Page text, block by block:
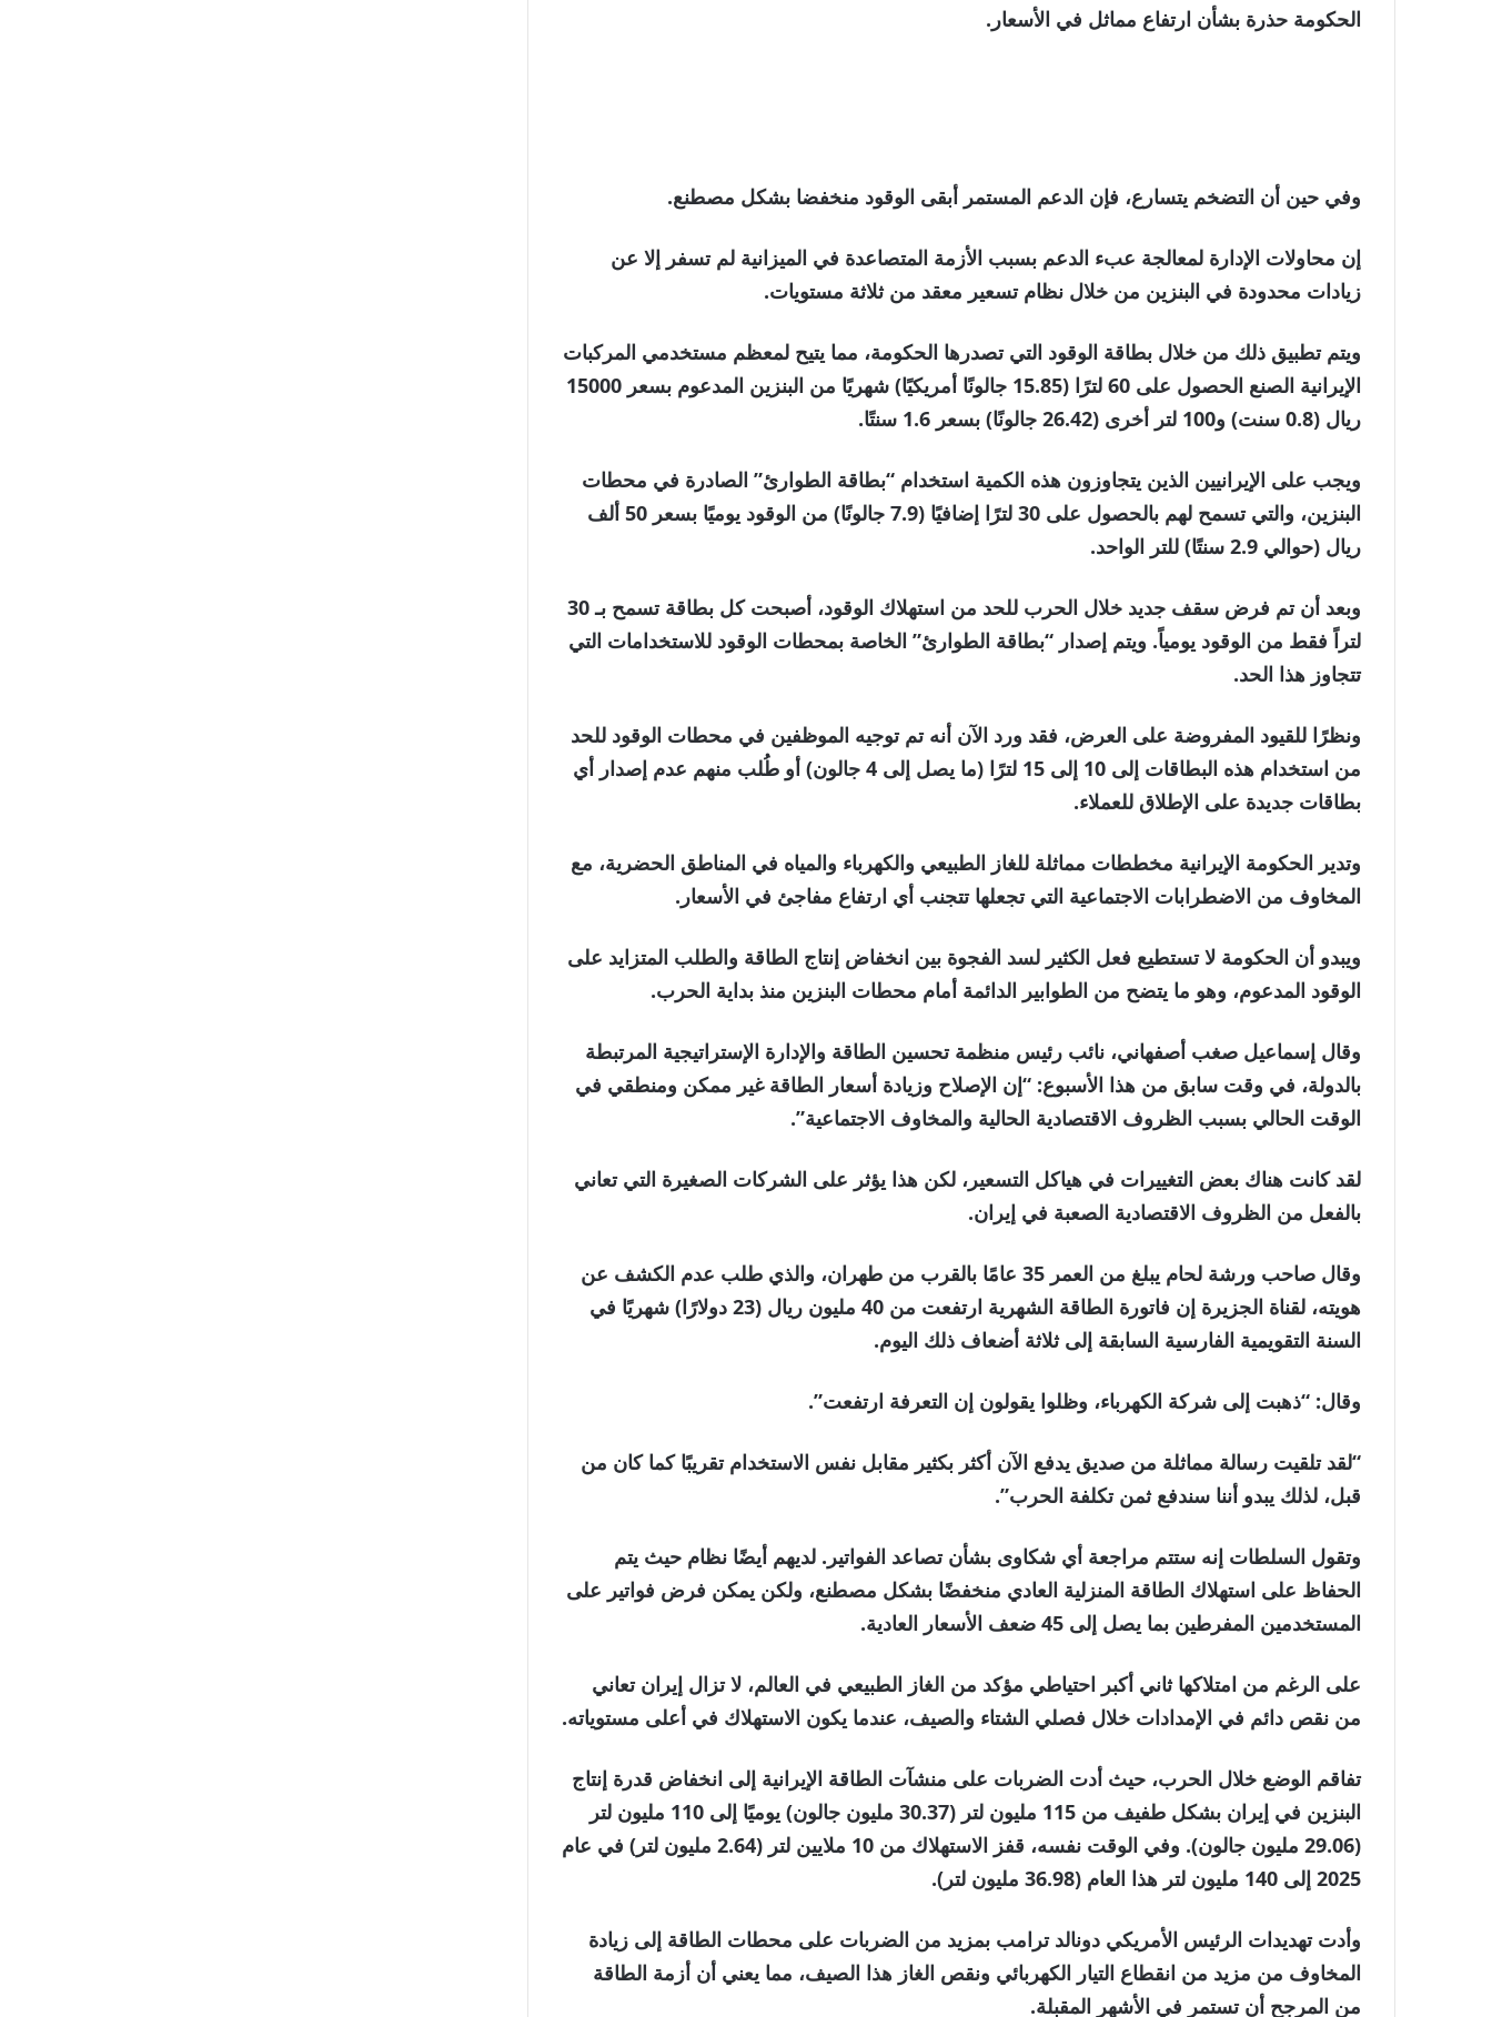
الحكومة حذرة بشأن ارتفاع مماثل في الأسعار.
وفي حين أن التضخم يتسارع، فإن الدعم المستمر أبقى الوقود منخفضا بشكل مصطنع.
إن محاولات الإدارة لمعالجة عبء الدعم بسبب الأزمة المتصاعدة في الميزانية لم تسفر إلا عن
زيادات محدودة في البنزين من خلال نظام تسعير معقد من ثلاثة مستويات.
ويتم تطبيق ذلك من خلال بطاقة الوقود التي تصدرها الحكومة، مما يتيح لمعظم مستخدمي المركبات
الإيرانية الصنع الحصول على 60 لترًا (15.85 جالونًا أمريكيًا) شهريًا من البنزين المدعوم بسعر 15000
ريال (0.8 سنت) و100 لتر أخرى (26.42 جالونًا) بسعر 1.6 سنتًا.
ويجب على الإيرانيين الذين يتجاوزون هذه الكمية استخدام “بطاقة الطوارئ” الصادرة في محطات
البنزين، والتي تسمح لهم بالحصول على 30 لترًا إضافيًا (7.9 جالونًا) من الوقود يوميًا بسعر 50 ألف
ريال (حوالي 2.9 سنتًا) للتر الواحد.
وبعد أن تم فرض سقف جديد خلال الحرب للحد من استهلاك الوقود، أصبحت كل بطاقة تسمح بـ 30
لتراً فقط من الوقود يومياً. ويتم إصدار “بطاقة الطوارئ” الخاصة بمحطات الوقود للاستخدامات التي
تتجاوز هذا الحد.
ونظرًا للقيود المفروضة على العرض، فقد ورد الآن أنه تم توجيه الموظفين في محطات الوقود للحد
من استخدام هذه البطاقات إلى 10 إلى 15 لترًا (ما يصل إلى 4 جالون) أو طُلب منهم عدم إصدار أي
بطاقات جديدة على الإطلاق للعملاء.
وتدير الحكومة الإيرانية مخططات مماثلة للغاز الطبيعي والكهرباء والمياه في المناطق الحضرية، مع
المخاوف من الاضطرابات الاجتماعية التي تجعلها تتجنب أي ارتفاع مفاجئ في الأسعار.
ويبدو أن الحكومة لا تستطيع فعل الكثير لسد الفجوة بين انخفاض إنتاج الطاقة والطلب المتزايد على
الوقود المدعوم، وهو ما يتضح من الطوابير الدائمة أمام محطات البنزين منذ بداية الحرب.
وقال إسماعيل صغب أصفهاني، نائب رئيس منظمة تحسين الطاقة والإدارة الإستراتيجية المرتبطة
بالدولة، في وقت سابق من هذا الأسبوع: “إن الإصلاح وزيادة أسعار الطاقة غير ممكن ومنطقي في
الوقت الحالي بسبب الظروف الاقتصادية الحالية والمخاوف الاجتماعية”.
لقد كانت هناك بعض التغييرات في هياكل التسعير، لكن هذا يؤثر على الشركات الصغيرة التي تعاني
بالفعل من الظروف الاقتصادية الصعبة في إيران.
وقال صاحب ورشة لحام يبلغ من العمر 35 عامًا بالقرب من طهران، والذي طلب عدم الكشف عن
هويته، لقناة الجزيرة إن فاتورة الطاقة الشهرية ارتفعت من 40 مليون ريال (23 دولارًا) شهريًا في
السنة التقويمية الفارسية السابقة إلى ثلاثة أضعاف ذلك اليوم.
وقال: “ذهبت إلى شركة الكهرباء، وظلوا يقولون إن التعرفة ارتفعت”.
“لقد تلقيت رسالة مماثلة من صديق يدفع الآن أكثر بكثير مقابل نفس الاستخدام تقريبًا كما كان من
قبل، لذلك يبدو أننا سندفع ثمن تكلفة الحرب”.
وتقول السلطات إنه ستتم مراجعة أي شكاوى بشأن تصاعد الفواتير. لديهم أيضًا نظام حيث يتم
الحفاظ على استهلاك الطاقة المنزلية العادي منخفضًا بشكل مصطنع، ولكن يمكن فرض فواتير على
المستخدمين المفرطين بما يصل إلى 45 ضعف الأسعار العادية.
على الرغم من امتلاكها ثاني أكبر احتياطي مؤكد من الغاز الطبيعي في العالم، لا تزال إيران تعاني
من نقص دائم في الإمدادات خلال فصلي الشتاء والصيف، عندما يكون الاستهلاك في أعلى مستوياته.
تفاقم الوضع خلال الحرب، حيث أدت الضربات على منشآت الطاقة الإيرانية إلى انخفاض قدرة إنتاج
البنزين في إيران بشكل طفيف من 115 مليون لتر (30.37 مليون جالون) يوميًا إلى 110 مليون لتر
(29.06 مليون جالون). وفي الوقت نفسه، قفز الاستهلاك من 10 ملايين لتر (2.64 مليون لتر) في عام
2025 إلى 140 مليون لتر هذا العام (36.98 مليون لتر).
وأدت تهديدات الرئيس الأمريكي دونالد ترامب بمزيد من الضربات على محطات الطاقة إلى زيادة
المخاوف من مزيد من انقطاع التيار الكهربائي ونقص الغاز هذا الصيف، مما يعني أن أزمة الطاقة
من المرجح أن تستمر في الأشهر المقبلة.